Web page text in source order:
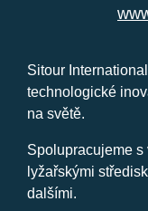
Sitour
technologické
na světě.
Spolupracujeme s
lyžařskými
dalšími.